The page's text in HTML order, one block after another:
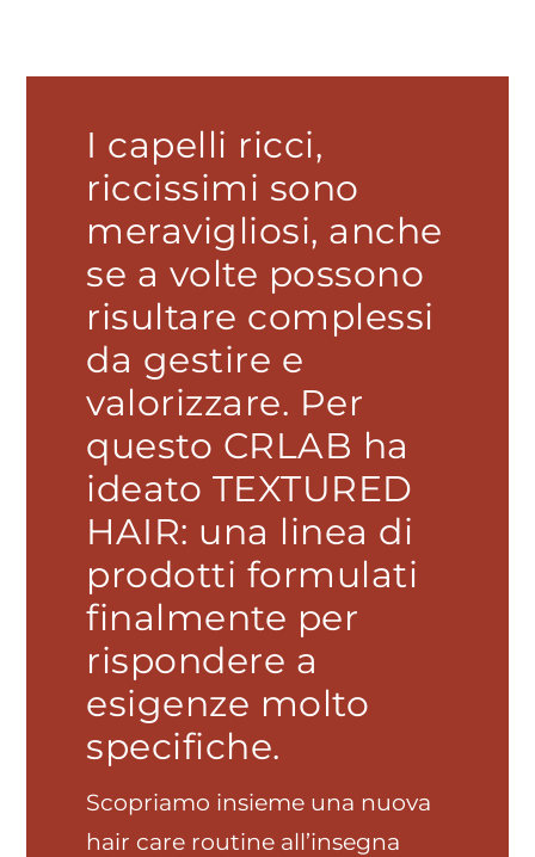
I capelli ricci,
riccissimi sono
meravigliosi, anche
se a volte possono
risultare complessi
da gestire e
valorizzare. Per
questo CRLAB ha
ideato TEXTURED
HAIR: una linea di
prodotti formulati
finalmente per
rispondere a
esigenze molto
specifiche.
Scopriamo insieme una nuova
hair care routine all’insegna